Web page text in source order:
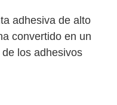
adhesiva de alto
convertido en un
los adhesivos
excepcionales y
467MP es la